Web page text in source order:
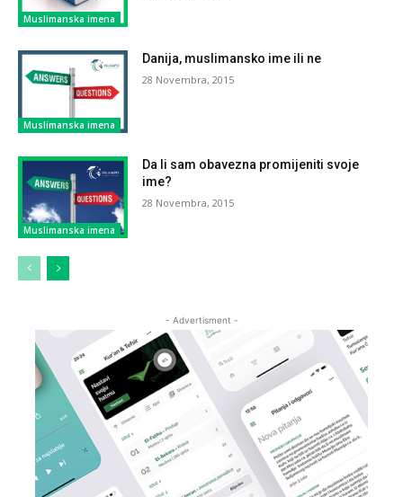
Muslimanska imena
Muslimanska imena
Danija, muslimansko ime ili ne
28 Novembra, 2015
Muslimanska imena
Da li sam obavezna promijeniti svoje
ime?
28 Novembra, 2015
- Advertisment -